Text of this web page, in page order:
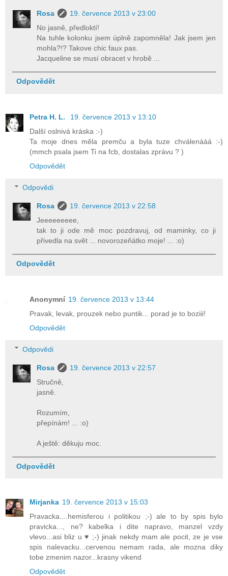
Rosa
19. července 2013 v 23:00
No jasně, předloktí!
Na tuhle kolonku jsem úplně zapomněla! Jak jsem jen
mohla?!? Takove chic faux pas.
Jacqueline se musí obracet v hrobě ...
Odpovědět
Petra H. L.
19. července 2013 v 13:10
Další oslnivá kráska :-)
Ta moje dnes měla premču a byla tuze chválenááá :-)
(mmch psala jsem Ti na fcb, dostalas zprávu ? )
Odpovědět
Odpovědi
Rosa
19. července 2013 v 22:58
Jeeeeeeeee,
tak to ji ode mě moc pozdravuj, od maminky, co ji
přivedla na svět ... novorozeňátko moje! ... :o)
Odpovědět
Anonymní 19. července 2013 v 13:44
Pravak, levak, prouzek nebo puntik... porad je to boziii!
Odpovědět
Odpovědi
Rosa
19. července 2013 v 22:57
Stručně,
jasně.
Rozumím,
přepínám! ... :o)
A ještě: děkuju moc.
Odpovědět
Mirjanka 19. července 2013 v 15:03
Pravacka....hemisferou i politikou ;-) ale to by spis bylo
pravicka..., ne? kabelka i dite napravo, manzel vzdy
vlevo...asi bliz u ♥ ;-) jinak nekdy mam ale pocit, ze je vse
spis nalevacku...cervenou nemam rada, ale mozna diky
tobe zmenim nazor...krasny vikend
Odpovědět